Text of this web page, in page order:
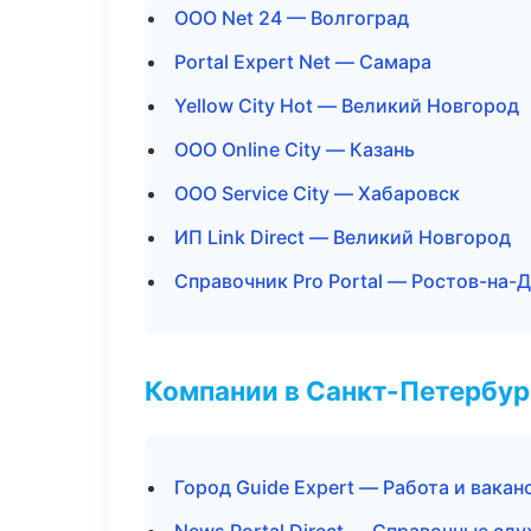
ООО Net 24 — Волгоград
Portal Expert Net — Самара
Yellow City Hot — Великий Новгород
ООО Online City — Казань
ООО Service City — Хабаровск
ИП Link Direct — Великий Новгород
Справочник Pro Portal — Ростов-на-
Компании в Санкт-
Город Guide Expert — Работа и